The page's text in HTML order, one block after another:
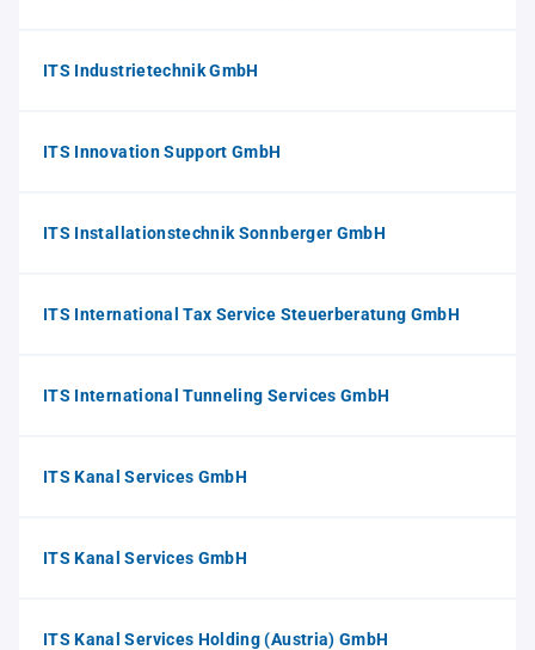
ITS Industrietechnik GmbH
ITS Innovation Support GmbH
ITS Installationstechnik Sonnberger GmbH
ITS International Tax Service Steuerberatung GmbH
ITS International Tunneling Services GmbH
ITS Kanal Services GmbH
ITS Kanal Services GmbH
ITS Kanal Services Holding (Austria) GmbH